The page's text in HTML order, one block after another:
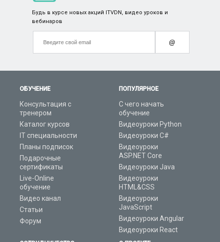
ОБУЧЕНИЕ
Консультация с
тренером
Каталог курсов
IT специальности
Планы подписок
Подарочные
сертификаты
Live-Online
обучение
Видео канал
Статьи
Форум
ПОПУЛЯРНОЕ
С чего начать
обучение
Видеоуроки Python
Видеоуроки C#
Видеоуроки
ASP.NET Core
Видеоуроки Java
Видеоуроки
HTML&CSS
Видеоуроки
JavaScript
Видеоуроки Angular
Видеоуроки React
Будь в курсе новых акций ITVDN, видео уроков и
вебинаров
@